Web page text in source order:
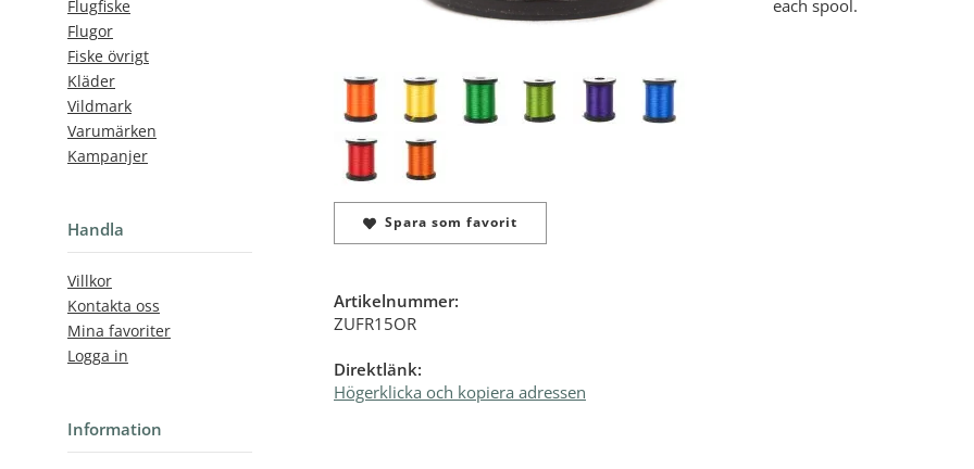
Flugfiske
Flugor
Fiske övrigt
Kläder
Vildmark
Varumärken
Kampanjer
Handla
Villkor
Kontakta oss
Mina favoriter
Logga in
Information
each spool.
Spara som favorit
Artikelnummer:
ZUFR15OR
Direktlänk:
Högerklicka och kopiera adressen